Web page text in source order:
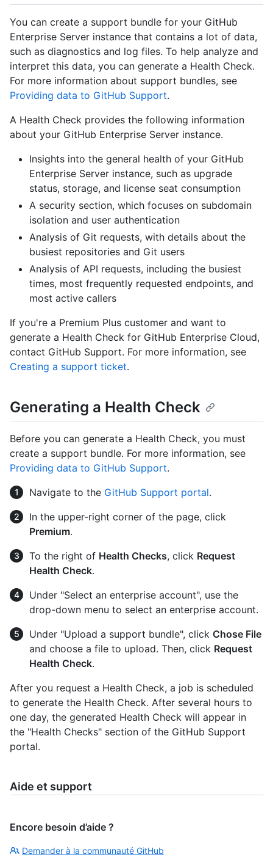
You can create a support bundle for your GitHub
Enterprise Server instance that contains a lot of data,
such as diagnostics and log files. To help analyze and
interpret this data, you can generate a Health Check.
For more information about support bundles, see
Providing data to GitHub Support.
A Health Check provides the following information
about your GitHub Enterprise Server instance.
Insights into the general health of your GitHub
Enterprise Server instance, such as upgrade
status, storage, and license seat consumption
A security section, which focuses on subdomain
isolation and user authentication
Analysis of Git requests, with details about the
busiest repositories and Git users
Analysis of API requests, including the busiest
times, most frequently requested endpoints, and
most active callers
If you're a Premium Plus customer and want to
generate a Health Check for GitHub Enterprise Cloud,
contact GitHub Support. For more information, see
Creating a support ticket.
Generating a Health Check
Before you can generate a Health Check, you must
create a support bundle. For more information, see
Providing data to GitHub Support.
Navigate to the GitHub Support portal.
In the upper-right corner of the page, click
Premium.
To the right of Health Checks, click Request
Health Check.
Under "Select an enterprise account", use the
drop-down menu to select an enterprise account.
Under "Upload a support bundle", click Chose File
and choose a file to upload. Then, click Request
Health Check.
After you request a Health Check, a job is scheduled
to generate the Health Check. After several hours to
one day, the generated Health Check will appear in
the "Health Checks" section of the GitHub Support
portal.
Aide et support
Encore besoin d’aide ?
Demander à la communauté GitHub